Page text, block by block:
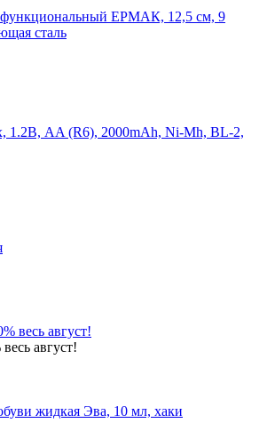
ЕРМАК, 12,5 см, 9
сталь
1.2В, AA (R6), 2000mAh, Ni-Mh, BL-2,
август!
жидкая Эва, 10 мл, хаки